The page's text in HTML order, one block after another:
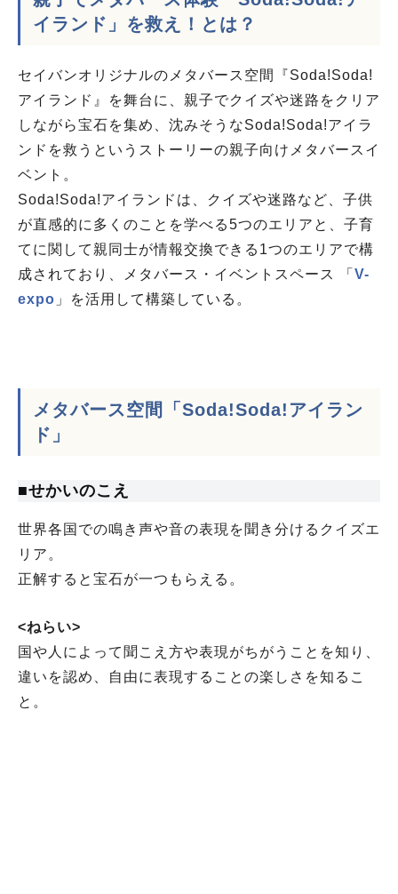
イランド」を救え！とは？
セイバンオリジナルのメタバース空間『Soda!Soda!
アイランド』を舞台に、親子でクイズや迷路をクリア
しながら宝石を集め、沈みそうなSoda!Soda!アイラ
ンドを救うというストーリーの親子向けメタバースイ
ベント。
Soda!Soda!アイランドは、クイズや迷路など、子供
が直感的に多くのことを学べる5つのエリアと、子育
てに関して親同士が情報交換できる1つのエリアで構
成されており、メタバース・イベントスペース 「 V-
expo 」を活用して構築している。
メタバース空間「Soda!Soda!アイラン
ド」
■せかいのこえ
世界各国での鳴き声や音の表現を聞き分けるクイズエ
リア。
正解すると宝石が一つもらえる。
<ねらい>
国や人によって聞こえ方や表現がちがうことを知り、
違いを認め、自由に表現することの楽しさを知るこ
と。